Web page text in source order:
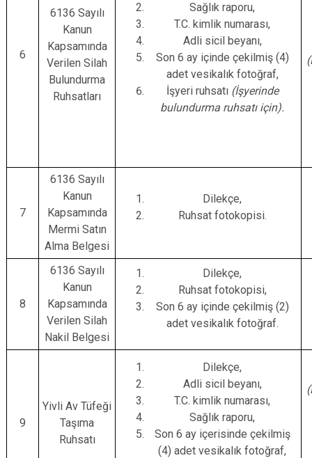
6
6136 Sayılı
Kanun
Kapsamında
Verilen Silah
Bulundurma
Ruhsatları
Sağlık raporu,
T.C. kimlik numarası,
Adli sicil beyanı,
Son 6 ay içinde çekilmiş (4)
adet vesikalık fotoğraf,
İşyeri ruhsatı (İşyerinde
bulundurma ruhsatı için).
7
6136 Sayılı
Kanun
Kapsamında
Mermi Satın
Alma Belgesi
Dilekçe,
Ruhsat fotokopisi.
8
6136 Sayılı
Kanun
Kapsamında
Verilen Silah
Nakil Belgesi
Dilekçe,
Ruhsat fotokopisi,
Son 6 ay içinde çekilmiş (2)
adet vesikalık fotoğraf.
9
Yivli Av Tüfeği
Taşıma
Ruhsatı
Dilekçe,
Adli sicil beyanı,
T.C. kimlik numarası,
Sağlık raporu,
Son 6 ay içerisinde çekilmiş
(4) adet vesikalık fotoğraf,